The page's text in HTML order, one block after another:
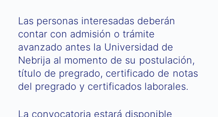
Las personas interesadas deberán
contar con admisión o trámite
avanzado antes la Universidad de
Nebrija al momento de su postulación,
título de pregrado, certificado de notas
del pregrado y certificados laborales.
La convocatoria estará disponible